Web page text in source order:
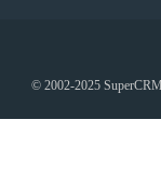
© 2002-2025